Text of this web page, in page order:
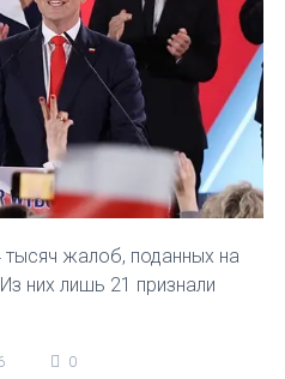
жалоб, поданных на
них лишь 21 признали
0